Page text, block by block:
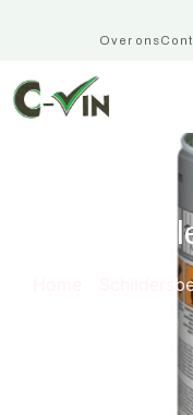
Over ons
Pur-